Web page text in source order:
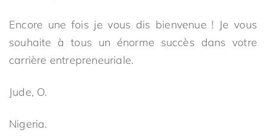
Encore une fois je vous dis bienvenue ! Je vous
souhaite à tous un énorme succès dans votre
carrière entrepreneuriale.
Jude, O.
Nigeria.